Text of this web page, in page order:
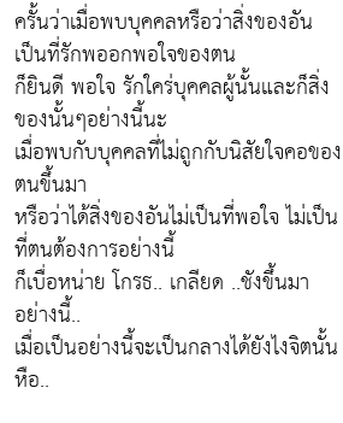
ครั้นว่าเมื่อพบบุคคลหรือว่าสิ่งของอัน
เป็นที่รักพออกพอใจของตน
ก็ยินดี พอใจ รักใคร่บุคคลผู้นั้นและก็สิ่ง
ของนั้นๆอย่างนี้นะ
เมื่อพบกับบุคคลที่ไม่ถูกกับนิสัยใจคอของ
ตนขึ้นมา
หรือว่าได้สิ่งของอันไม่เป็นที่พอใจ ไม่เป็น
ที่ตนต้องการอย่างนี้
ก็เบื่อหน่าย โกรธ.. เกลียด ..ชังขึ้นมา
อย่างนี้..
เมื่อเป็นอย่างนี้จะเป็นกลางได้ยังไงจิตนั้น
หือ..